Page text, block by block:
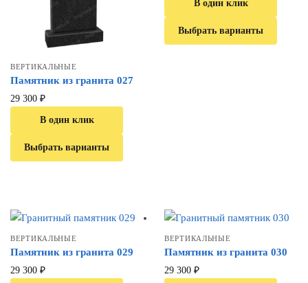
ВЕРТИКАЛЬНЫЕ
Памятник из гранита 027
29 300 ₽
В один клик
Выбрать варианты
В один клик
Выбрать варианты
ВЕРТИКАЛЬНЫЕ
Памятник из гранита 029
29 300 ₽
ВЕРТИКАЛЬНЫЕ
Памятник из гранита 030
29 300 ₽